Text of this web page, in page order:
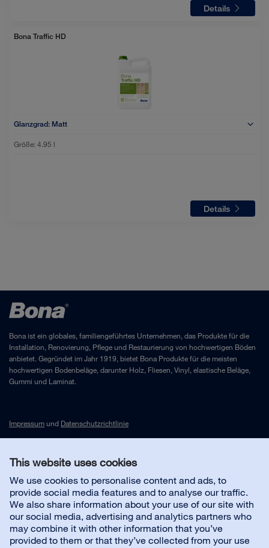
This website uses cookies
We use cookies to personalise content and ads, to
provide social media features and to analyse our traffic.
We also share information about your use of our site with
our social media, advertising and analytics partners who
may combine it with other information that you’ve
provided to them or that they’ve collected from your use
Details
Bona Traffic HD
Glanzgrad: Matt
Größe: 4.95 l
Details
Bona ist ein globales, familiengeführtes Unternehmen, das Produkte für die
Installation, Renovierung, Pflege und Restaurierung von hochwertigen Böden
anbietet. Gegründet im Jahr 1919, bietet Bona Produkte für die meisten
hochwertigen Bodenbeläge, darunter Holz, Fliesen, Vinyl, elastische Beläge,
Gummi und Laminat.
Impressumund Datenschutzrichtlinie
Kontakt
Kundenservice
Über uns